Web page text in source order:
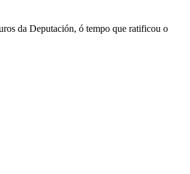
da Deputación, ó tempo que ratificou o